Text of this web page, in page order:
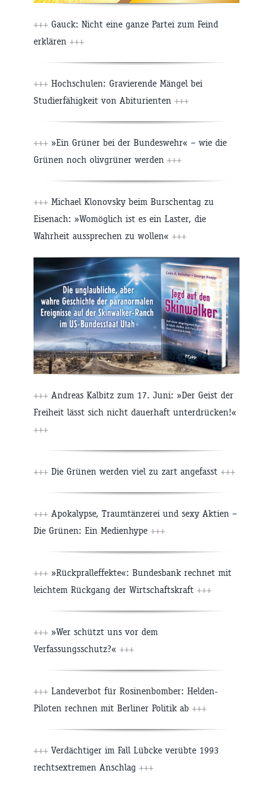
+++ Gauck: Nicht eine ganze Partei zum Feind
erklären +++
+++ Hochschulen: Gravierende Mängel bei
Studierfähigkeit von Abiturienten +++
+++ »Ein Grüner bei der Bundeswehr« – wie die
Grünen noch olivgrüner werden +++
+++ Michael Klonovsky beim Burschentag zu
Eisenach: »Womöglich ist es ein Laster, die
Wahrheit aussprechen zu wollen« +++
+++ Andreas Kalbitz zum 17. Juni: »Der Geist der
Freiheit lässt sich nicht dauerhaft unterdrücken!«
+++
+++ Die Grünen werden viel zu zart angefasst +++
+++ Apokalypse, Traumtänzerei und sexy Aktien –
Die Grünen: Ein Medienhype +++
+++ »Rückpralleffekte«: Bundesbank rechnet mit
leichtem Rückgang der Wirtschaftskraft +++
+++ »Wer schützt uns vor dem
Verfassungsschutz?« +++
+++ Landeverbot für Rosinenbomber: Helden-
Piloten rechnen mit Berliner Politik ab +++
+++ Verdächtiger im Fall Lübcke verübte 1993
rechtsextremen Anschlag +++